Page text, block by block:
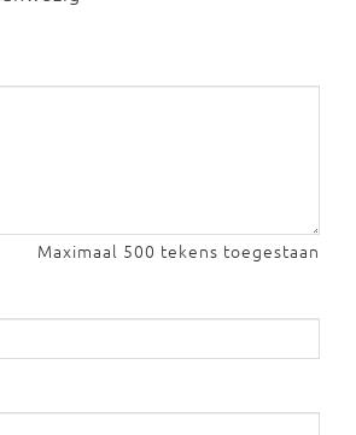
Maximaal 500 tekens toegestaan